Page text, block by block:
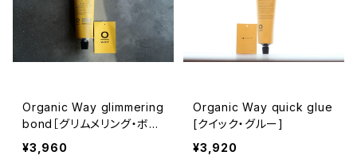
Organic Way glimmering
bond［グリムメリング・ボン
ド]
¥3,960
Organic Way quick glue
[クイック・グルー]
¥3,920